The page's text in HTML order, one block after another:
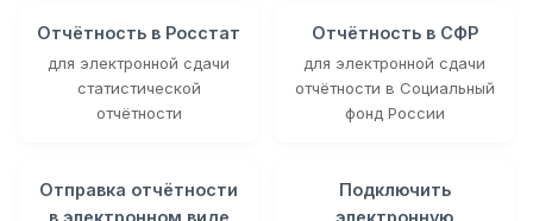
Отчётность в Росстат
для электронной сдачи
статистической
отчётности
Отчётность в СФР
для электронной сдачи
отчётности в Социальный
фонд России
Отправка отчётности
в электронном виде
Подключить
электронную